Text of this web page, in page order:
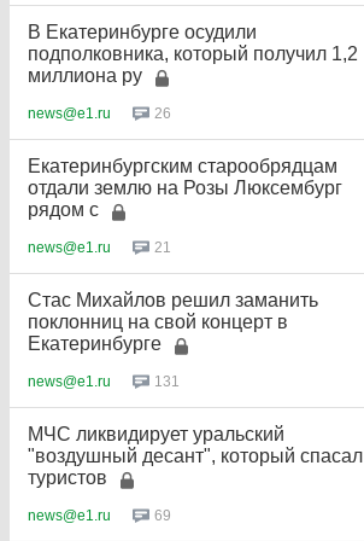
В Екатеринбурге осудили
подполковника, который получил 1,2
миллиона ру
news@e1.ru 26
Екатеринбургским старообрядцам
отдали землю на Розы Люксембург
рядом с
news@e1.ru 21
Стас Михайлов решил заманить
поклонниц на свой концерт в
Екатеринбурге
news@e1.ru 131
МЧС ликвидирует уральский
"воздушный десант", который спасал
туристов
news@e1.ru 69